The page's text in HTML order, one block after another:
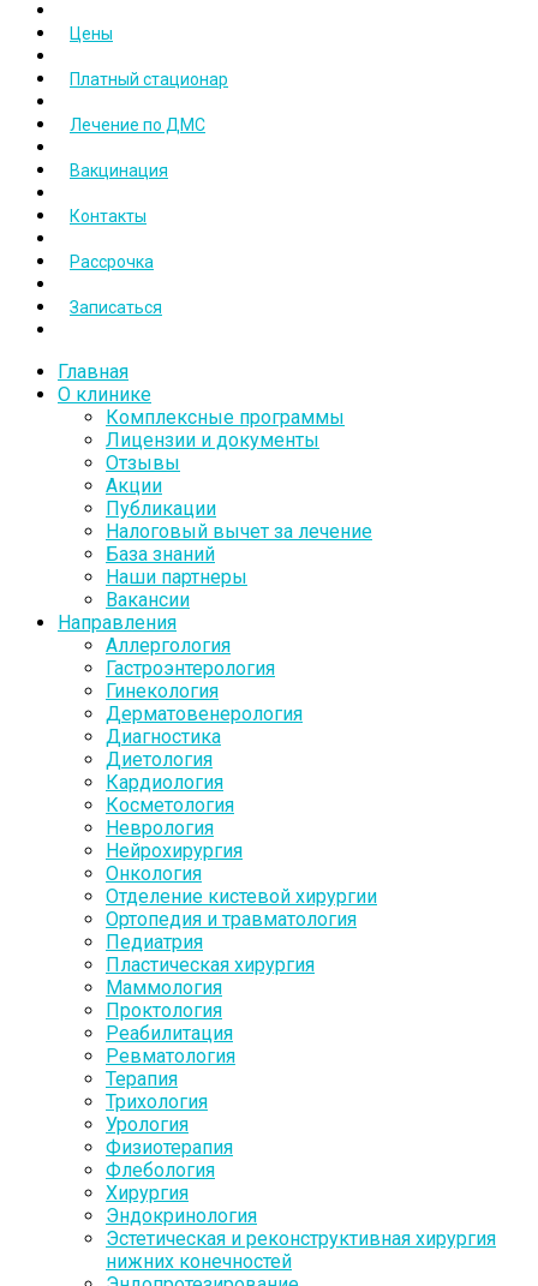
Цены
Платный стационар
Лечение по ДМС
Вакцинация
Контакты
Рассрочка
Записаться
Главная
О клинике
Комплексные программы
Лицензии и документы
Отзывы
Акции
Публикации
Налоговый вычет за лечение
База знаний
Наши партнеры
Вакансии
Направления
Аллергология
Гастроэнтерология
Гинекология
Дерматовенерология
Диагностика
Диетология
Кардиология
Косметология
Неврология
Нейрохирургия
Онкология
Отделение кистевой хирургии
Ортопедия и травматология
Педиатрия
Пластическая хирургия
Маммология
Проктология
Реабилитация
Ревматология
Терапия
Трихология
Урология
Физиотерапия
Флебология
Хирургия
Эндокринология
Эстетическая и реконструктивная хирургия
нижних конечностей